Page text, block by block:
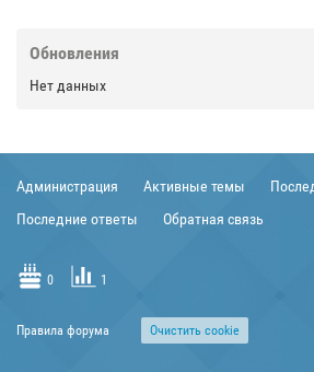
Обновления
Нет данных
Администрация Активные темы
Последние ответы
Обратная связь
0 1
Правила форума Очиcтить cookie